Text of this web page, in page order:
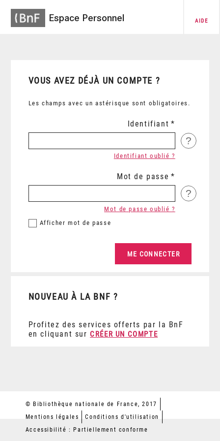
Espace Personnel AIDE
VOUS AVEZ DÉJÀ UN COMPTE ?
Les champs avec un astérisque sont obligatoires.
Identifiant
?
Identifiant oublié ?
Mot de passe
?
Afficher mot de passe
Mot de passe oublié ?
NOUVEAU À LA BNF ?
Profitez des services offerts par la BnF
en cliquant sur CRÉER UN COMPTE
© Bibliothèque nationale de France, 2017
Mentions légales
Conditions d'utilisation
Accessibilité : Partiellement conforme